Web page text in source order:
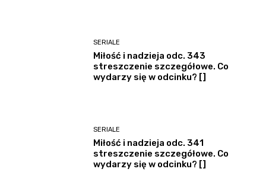
SERIALE
Miłość i nadzieja odc. 343
streszczenie szczegółowe. Co
wydarzy się w odcinku? []
SERIALE
Miłość i nadzieja odc. 341
streszczenie szczegółowe. Co
wydarzy się w odcinku? []